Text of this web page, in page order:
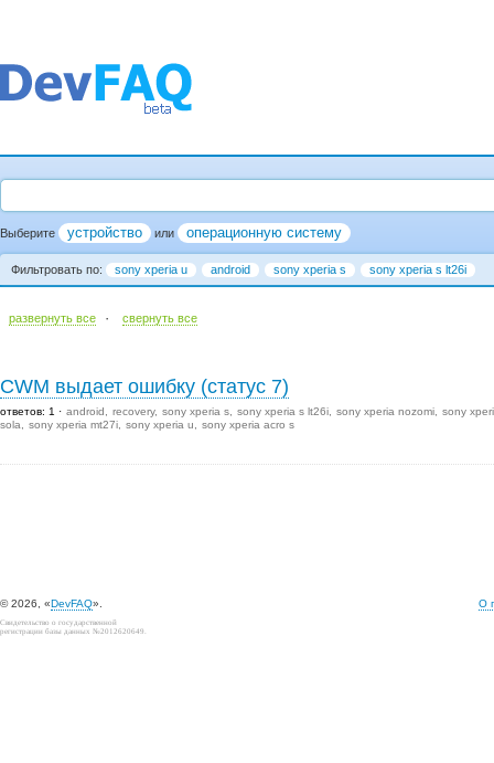
Выберите устройство или операционную систему
Фильтровать по: sony xperia u android sony xperia s sony xperia s lt26i
развернуть все · cвернуть все
CWM выдает ошибку (статус 7)
ответов: 1 android recovery sony xperia s sony xperia s lt26i sony xperia nozomi
sony
sola
sony xperia mt27i sony xperia u sony xperia acro s
© 2026, «DevFAQ». О
Свидетельство о государственной
регистрации базы данных №2012620649.